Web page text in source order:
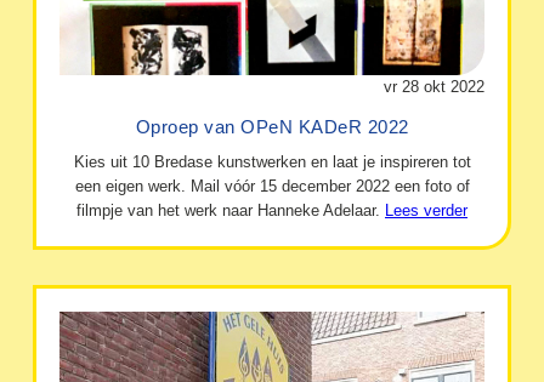
vr 28 okt 2022
Oproep van OPeN KADeR 2022
Kies uit 10 Bredase kunstwerken en laat je inspireren tot
een eigen werk. Mail vóór 15 december 2022 een foto of
filmpje van het werk naar Hanneke Adelaar.
Lees verder